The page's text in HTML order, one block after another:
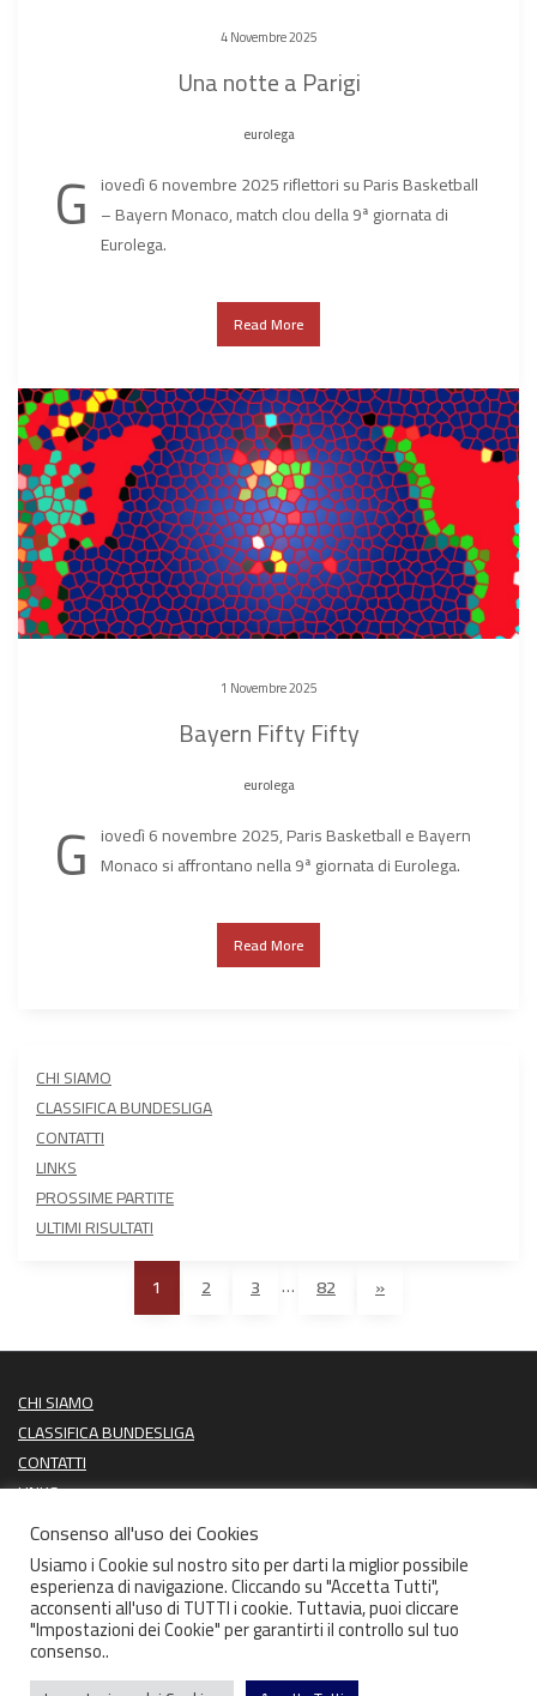
4 Novembre 2025
Una notte a Parigi
eurolega
G iovedì 6 novembre 2025 riflettori su Paris Basketball
– Bayern Monaco, match clou della 9ª giornata di
Eurolega.
Read More
1 Novembre 2025
Bayern Fifty Fifty
eurolega
G iovedì 6 novembre 2025, Paris Basketball e Bayern
Monaco si affrontano nella 9ª giornata di Eurolega.
Read More
CHI SIAMO
CLASSIFICA BUNDESLIGA
CONTATTI
LINKS
PROSSIME PARTITE
ULTIMI RISULTATI
1
2 3 … 82 »
CHI SIAMO
CLASSIFICA BUNDESLIGA
CONTATTI
LINKS
PROSSIME PARTITE
ULTIMI RISULTATI
Copyright CIGARAFTERTEN 2026 | Theme by
Consenso all'uso dei Cookies
Usiamo i Cookie sul nostro sito per darti la miglior possibile
esperienza di navigazione. Cliccando su "Accetta Tutti",
acconsenti all'uso di TUTTI i cookie. Tuttavia, puoi cliccare
"Impostazioni dei Cookie" per garantirti il controllo sul tuo
consenso..